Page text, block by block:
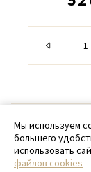
Мы используем
большего
использовать
файлов cookies